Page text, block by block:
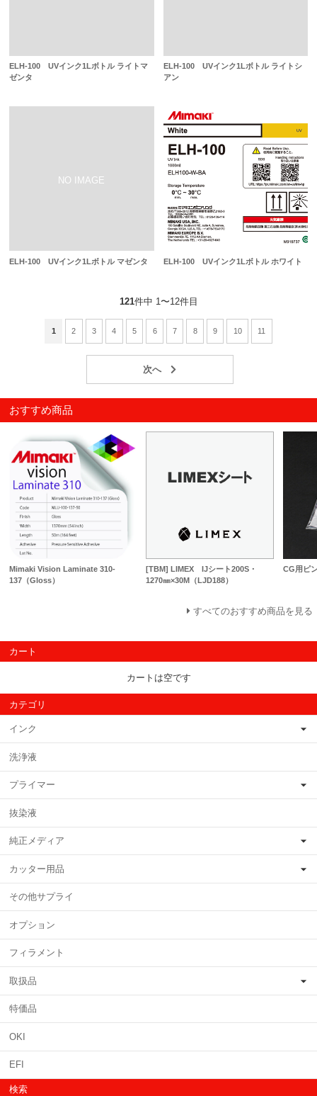
ELH-100 UVインク1Lボトル ライトマ
ゼンタ
ELH-100 UVインク1Lボトル ライトシ
アン
ELH-100 UVインク1Lボトル マゼンタ ELH-100 UVインク1Lボトル ホワイト
121件中 1〜12件目
1 2 3 4 5 6 7 8 9 10 11
おすすめ商品
Mimaki Vision Laminate 310-
137（Gloss）
[TBM] LIMEX IJシート200S・
1270㎜×30M（LJD188）
CG用ピ
すべてのおすすめ商品を見る
カート
カートは空です
カテゴリ
インク
洗浄液
プライマー
抜染液
純正メディア
カッター用品
その他サプライ
オプション
フィラメント
取扱品
特価品
OKI
EFI
検索